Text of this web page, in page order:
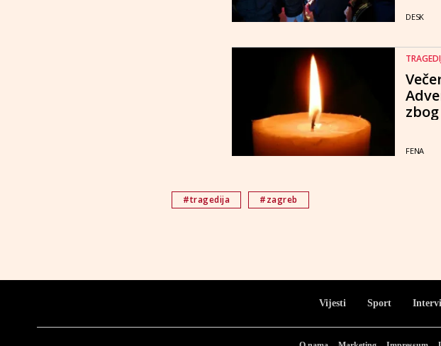
DESK
FENA
#tragedija #zagreb
Vijesti Sport